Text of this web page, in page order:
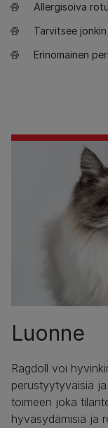
Allergisoiva rotu
Tarvitsee
Erinomainen
Luonne
Ragdoll voi
perustyytyväisiä
toimeen joka
hyväsydämisiä ja